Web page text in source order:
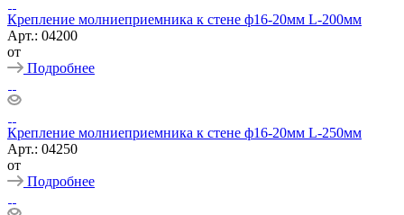
Крепление молниеприемника к стене ф16-20мм L-200мм
Арт.: 04200
от
Подробнее
Крепление молниеприемника к стене ф16-20мм L-250мм
Арт.: 04250
от
Подробнее